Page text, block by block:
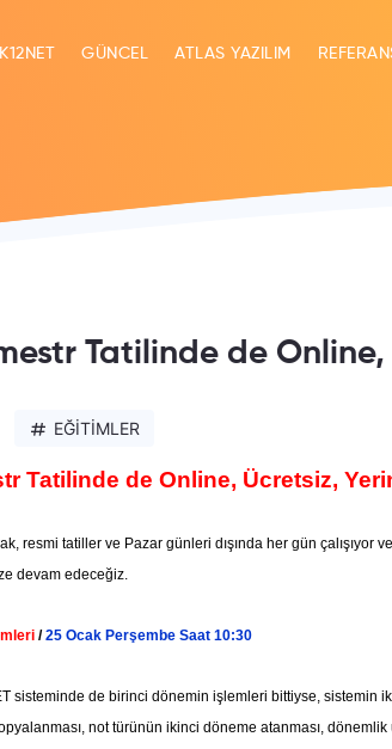
K12NET GÜNCEL ATLAS YAZILIM
Tatilinde de
EĞİTİMLER
Tatilinde de Online, Ücretsiz,
resmi tatiller ve Pazar günleri dışında her gün
devam edeceğiz.
/25 Ocak Perşembe Saat 10:30
sisteminde de birinci dönemin işlemleri bittiyse, sistemin
not türünün ikinci döneme atanması,